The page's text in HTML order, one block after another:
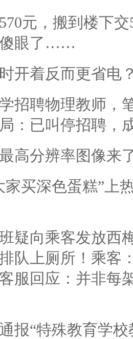
元，搬到楼下
傻眼了……
开着反而更省电
招聘物理教师，
：已叫停招聘，
高分辨率图像来
家买深色蛋糕”上
疑向乘客发放西
队上厕所！乘客
服回应：并非每
报“特殊教育学